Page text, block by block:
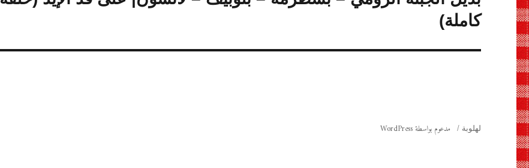
السابقة:
كاملة)
لهلوبة مدعوم بواسطة WordPress